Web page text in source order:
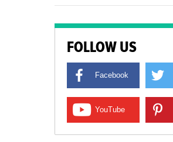
FOLLOW US
Facebook
YouTube